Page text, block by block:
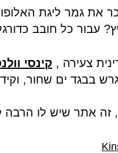
את גמר ליגת
עבור כל חובב
צעירה , קינסי
בבגד ים שחור,
זה אתר שיש לו הרבה